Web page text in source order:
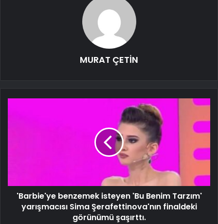
MURAT ÇETİN
'Barbie'ye benzemek isteyen 'Bu Benim Tarzım'
yarışmacısı Sima Şerafettinova'nın finaldeki
görünümü şaşırttı.